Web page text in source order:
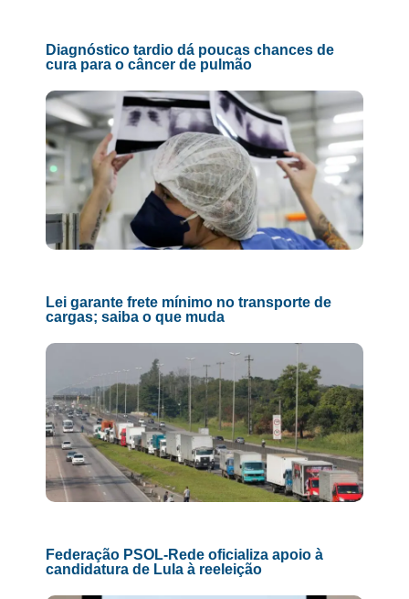
Diagnóstico tardio dá poucas chances de
cura para o câncer de pulmão
Lei garante frete mínimo no transporte de
cargas; saiba o que muda
Federação PSOL-Rede oficializa apoio à
candidatura de Lula à reeleição